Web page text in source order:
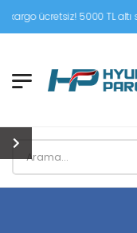
5000 TL altı